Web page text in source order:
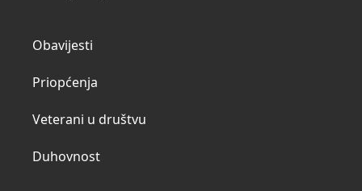
Obavijesti
Priopćenja
Veterani u društvu
Duhovnost